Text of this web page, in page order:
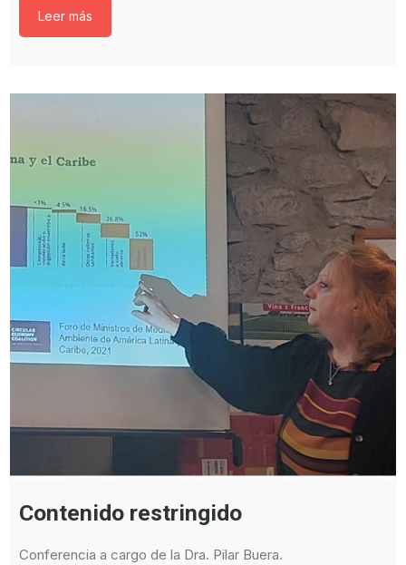
Leer más
Contenido restringido
Conferencia a cargo de la Dra. Pilar Buera.